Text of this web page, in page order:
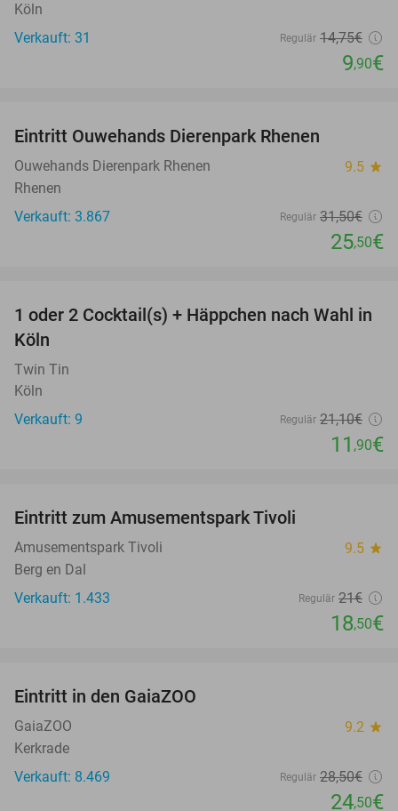
Köln
Verkauft: 31
Regulär 14,75€
9,90€
Eintritt Ouwehands Dierenpark Rhenen
Ouwehands Dierenpark Rhenen 9.5 star
Rhenen
Verkauft: 3.867
Regulär 31,50€
25,50€
44%
1 oder 2 Cocktail(s) + Häppchen nach Wahl in
Köln
Twin Tin
Köln
Verkauft: 9
Regulär 21,10€
11 ,90€
Eintritt zum Amusementspark Tivoli
Amusementspark Tivoli 9.5 star
Berg en Dal
Verkauft: 1.433
Regulär 21€
18,50€
Eintritt in den GaiaZOO
GaiaZOO 9.2 star
Kerkrade
Verkauft: 8.469
Regulär 28,50€
24,50€